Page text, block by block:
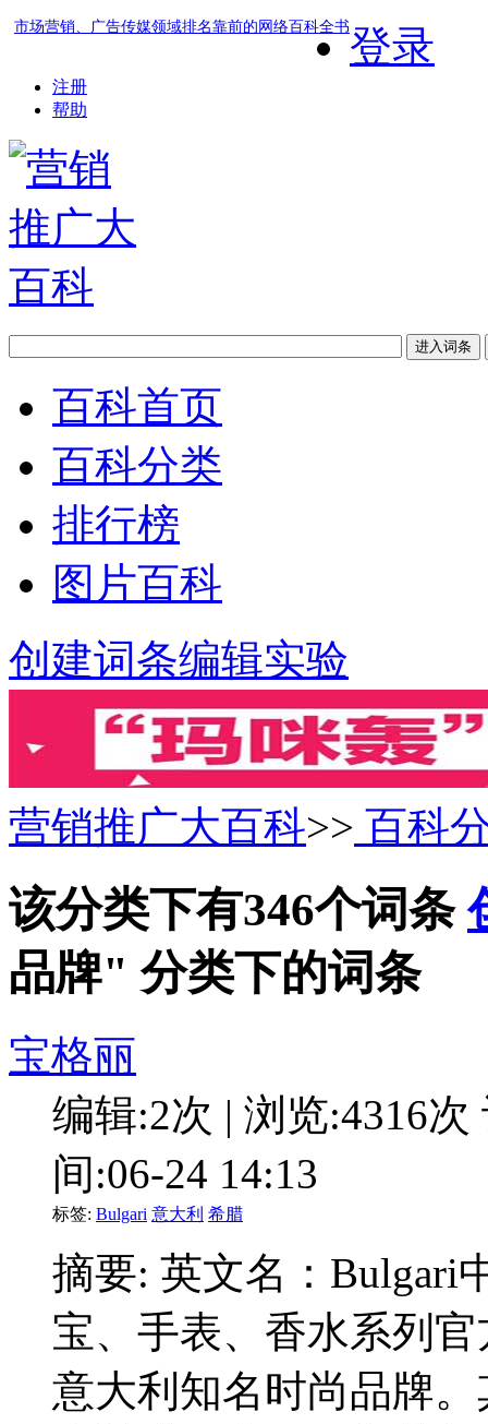
市场营销、广告传媒领域排名靠前的网络百科全书登录
注册
帮助
百科首页
百科分类
排行榜
图片百科
创建词条编辑实验
营销推广大百科>> 百科
该分类下有346个词条
品牌" 分类下的词条
宝格丽
编辑:2次 | 浏览:4316次
间:06-24 14:13
标签: Bulgari 意大利 希腊
摘要: 英文名：Bulgari
宝、手表、香水系列
意大利知名时尚品牌